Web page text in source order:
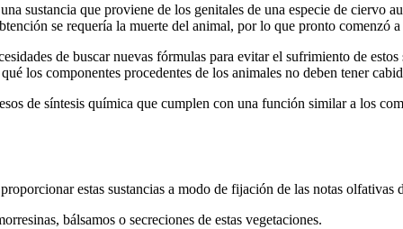
sustancia que proviene de los genitales de una especie de ciervo
se requería la muerte del animal, por lo que pronto comenzó a
de buscar nuevas fórmulas para evitar el sufrimiento de
los componentes procedentes de los animales no deben tener
de síntesis química que cumplen con una función similar a los
estas sustancias a modo de fijación de las notas olfativas
bálsamos o secreciones de estas vegetaciones.